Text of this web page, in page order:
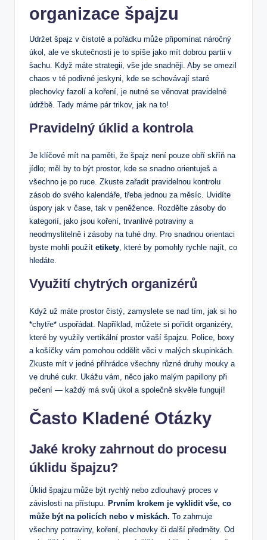
organizace špajzu
Udržet špajz v čistotě a pořádku může připomínat náročný
úkol, ale ve skutečnosti je to spíše jako mít dobrou partii v
šachu. Když máte strategii, vše jde snadněji. Aby se omezil
chaos v té podivné jeskyni, kde se schovávají staré
plechovky fazolí a koření, je nutné se věnovat pravidelné
údržbě. Tady máme pár trikov, jak na to!
Pravidelný úklid a kontrola
Je klíčové mít na paměti, že špajz není pouze obří skříň na
jídlo; měl by to být prostor, kde se snadno orientuješ a
všechno je po ruce. Zkuste zařadit pravidelnou kontrolu
zásob do svého kalendáře, třeba jednou za měsíc. Uvidíte
úspory jak v čase, tak v peněžence. Rozdělte zásoby do
kategorií, jako jsou koření, trvanlivé potraviny a
neodmyslitelně i zásoby na tuhé dny. Pro snadnou orientaci
byste mohli použít etikety, které by pomohly rychle najít, co
hledáte.
Využití chytrých organizérů
Když už máte prostor čistý, zamyslete se nad tím, jak si ho
*chytře* uspořádat. Například, můžete si pořídit organizéry,
které by využily vertikální prostor vaší špajzu. Police, boxy
a košíčky vám pomohou oddělit věci v malých skupinkách.
Zkuste mít v jedné přihrádce všechny různé druhy mouky a
ve druhé cukr. Ukážu vám, něco jako malým papillony při
pečení — každý má svůj úkol a společně skvěle fungují!
Často Kladené Otázky
Jaké kroky zahrnout do procesu
úklidu špajzu?
Úklid špajzu může být rychlý nebo zdlouhavý proces v
závislosti na přístupu. Prvním krokem je vyklidit vše, co
může být na policích nebo v miskách. To zahrnuje
všechny potraviny, koření, plechovky či další předměty. Od